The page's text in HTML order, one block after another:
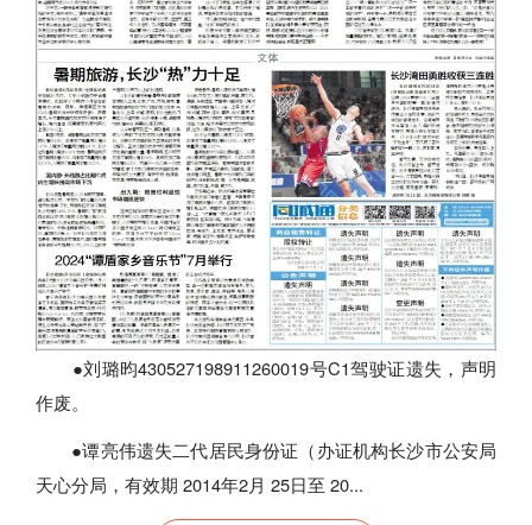
●刘璐昀430527198911260019号C1驾驶证遗失，声明
作废。
●谭亮伟遗失二代居民身份证（办证机构长沙市公安局
天心分局，有效期 2014年2月 25日至 20...